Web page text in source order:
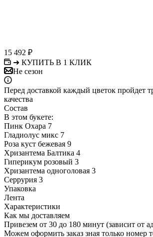
15 492 ₽
➜ КУПИТЬ В 1 КЛИК
Не сезон
Перед доставкой каждый цветок пройдет
качества
Состав
В этом букете:
Пинк Охара 7
Гладиолус микс 7
Роза куст бежевая 9
Хризантема Балтика 4
Гиперикум розовый 3
Хризантема одноголовая 3
Серрурия 3
Упаковка
Лента
Характеристики
Как мы доставляем
Привезем от 30 до 180 минут (зависит от
Можем оформить заказ зная только номер